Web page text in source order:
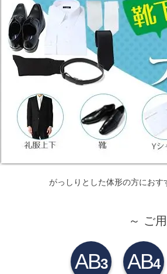
がっしりとした体形の方におす
～ ご
AB3 AB4